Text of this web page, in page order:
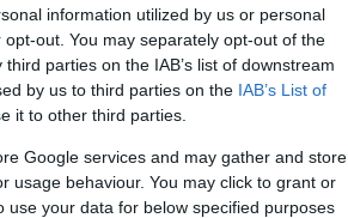
information utilized by us or personal
out. You may separately opt-out of the
parties on the IAB’s list of downstream
by us to third parties on the IAB’s List of
it to other third parties.
Google services and may gather and store
usage behaviour. You may click to grant or
your data for below specified purposes